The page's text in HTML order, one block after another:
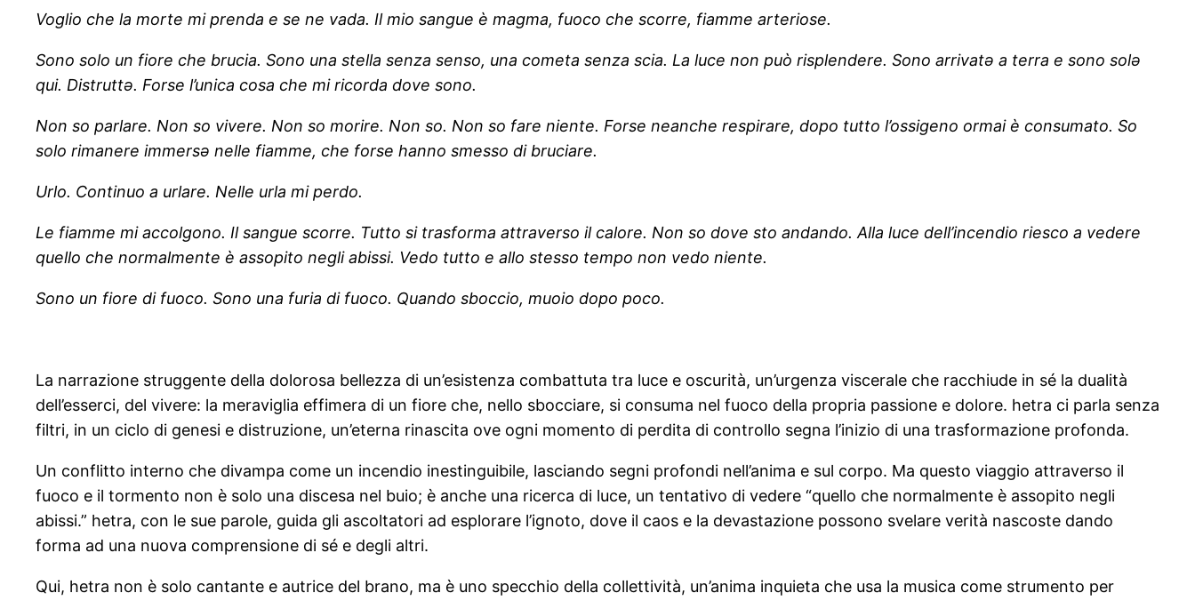
Voglio che la morte mi prenda e se ne vada. Il mio sangue è magma, fuoco che scorre, fiamme arteriose.
Sono solo un fiore che brucia. Sono una stella senza senso, una cometa senza scia. La luce non può risplendere. Sono arrivatə a terra e sono solə
qui. Distruttə. Forse l’unica cosa che mi ricorda dove sono.
Non so parlare. Non so vivere. Non so morire. Non so. Non so fare niente. Forse neanche respirare, dopo tutto l’ossigeno ormai è consumato. So
solo rimanere immersə nelle fiamme, che forse hanno smesso di bruciare.
Urlo. Continuo a urlare. Nelle urla mi perdo.
Le fiamme mi accolgono. Il sangue scorre. Tutto si trasforma attraverso il calore. Non so dove sto andando. Alla luce dell’incendio riesco a vedere
quello che normalmente è assopito negli abissi. Vedo tutto e allo stesso tempo non vedo niente.
Sono un fiore di fuoco. Sono una furia di fuoco. Quando sboccio, muoio dopo poco.
La narrazione struggente della dolorosa bellezza di un’esistenza combattuta tra luce e oscurità, un’urgenza viscerale che racchiude in sé la dualità
dell’esserci, del vivere: la meraviglia effimera di un fiore che, nello sbocciare, si consuma nel fuoco della propria passione e dolore. hetra ci parla senza
filtri, in un ciclo di genesi e distruzione, un’eterna rinascita ove ogni momento di perdita di controllo segna l’inizio di una trasformazione profonda.
Un conflitto interno che divampa come un incendio inestinguibile, lasciando segni profondi nell’anima e sul corpo. Ma questo viaggio attraverso il
fuoco e il tormento non è solo una discesa nel buio; è anche una ricerca di luce, un tentativo di vedere “quello che normalmente è assopito negli
abissi.” hetra, con le sue parole, guida gli ascoltatori ad esplorare l’ignoto, dove il caos e la devastazione possono svelare verità nascoste dando
forma ad una nuova comprensione di sé e degli altri.
Qui, hetra non è solo cantante e autrice del brano, ma è uno specchio della collettività, un’anima inquieta che usa la musica come strumento per